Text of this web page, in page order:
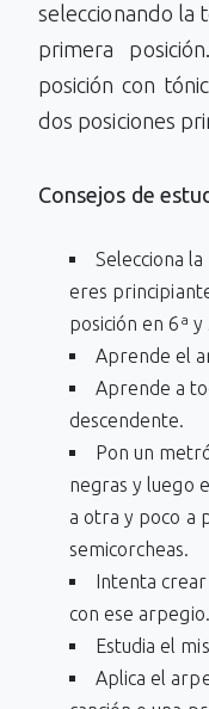
seleccionando la
primera
posición con
dos posiciones
Consejos de
Selecciona
eres
posición en 6ª y
Aprende el
Aprende a
descendente.
Pon un
negras y luego
a otra y poco a
semicorcheas.
Intenta
con ese arpegio.
Estudia el
Aplica el